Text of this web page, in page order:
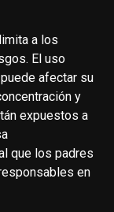
a los
El uso
afectar su
y
expuestos a
que los padres
en